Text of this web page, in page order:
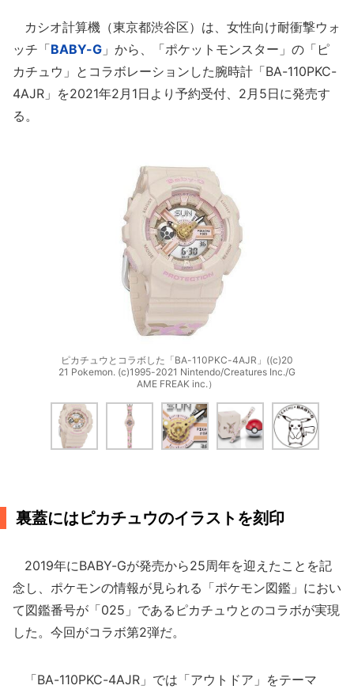
カシオ計算機（東京都渋谷区）は、女性向け耐衝撃ウォ
ッチ「BABY-G 」から、「ポケットモンスター」の「ピ
カチュウ」とコラボレーションした腕時計「BA-110PKC-
4AJR」を2021年2月1日より予約受付、2月5日に発売す
る。
ピカチュウとコラボした「BA-110PKC-4AJR」((c)20
21 Pokemon. (c)1995-2021 Nintendo/Creatures Inc./G
AME FREAK inc.）
裏蓋にはピカチュウのイラストを刻印
2019年にBABY-Gが発売から25周年を迎えたことを記
念し、ポケモンの情報が見られる「ポケモン図鑑」におい
て図鑑番号が「025」であるピカチュウとのコラボが実現
した。今回がコラボ第2弾だ。
「BA-110PKC-4AJR」では「アウトドア」をテーマ